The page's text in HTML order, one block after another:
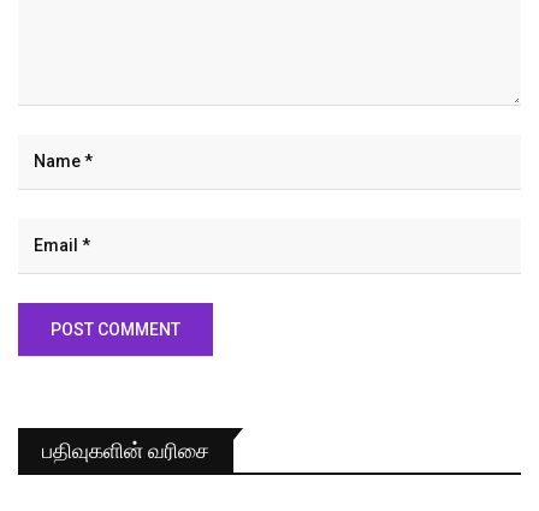
பதிவுகளின் வரிசை